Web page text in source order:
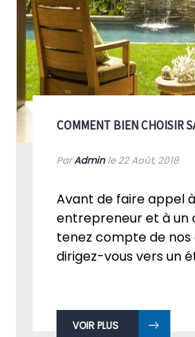
COMMENT BIEN CHOISIR
ParAdminle 22Août, 2018
Avant de faire appel
entrepreneur et à un
tenez compte de nos
dirigez-vous vers un
VOIR PLUS